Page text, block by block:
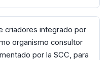
criadores integrado por
organismo consultor
por la SCC, para